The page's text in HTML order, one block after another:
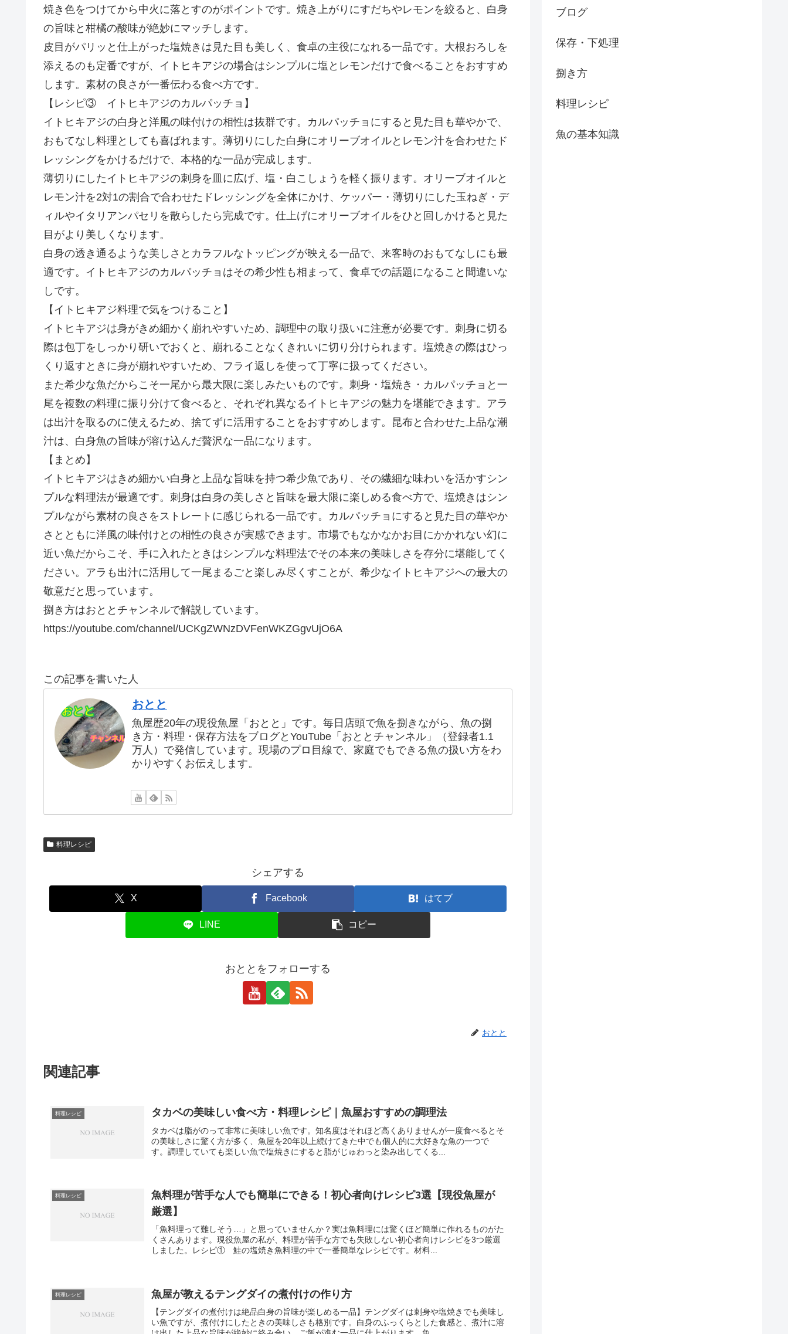
焼き色をつけてから中火に落とすのがポイントです。焼き上がりにすだちやレモンを絞ると、白身
の旨味と柑橘の酸味が絶妙にマッチします。
皮目がパリッと仕上がった塩焼きは見た目も美しく、食卓の主役になれる一品です。大根おろしを
添えるのも定番ですが、イトヒキアジの場合はシンプルに塩とレモンだけで食べることをおすすめ
します。素材の良さが一番伝わる食べ方です。
【レシピ③ イトヒキアジのカルパッチョ】
イトヒキアジの白身と洋風の味付けの相性は抜群です。カルパッチョにすると見た目も華やかで、
おもてなし料理としても喜ばれます。薄切りにした白身にオリーブオイルとレモン汁を合わせたド
レッシングをかけるだけで、本格的な一品が完成します。
薄切りにしたイトヒキアジの刺身を皿に広げ、塩・白こしょうを軽く振ります。オリーブオイルと
レモン汁を2対1の割合で合わせたドレッシングを全体にかけ、ケッパー・薄切りにした玉ねぎ・デ
ィルやイタリアンパセリを散らしたら完成です。仕上げにオリーブオイルをひと回しかけると見た
目がより美しくなります。
白身の透き通るような美しさとカラフルなトッピングが映える一品で、来客時のおもてなしにも最
適です。イトヒキアジのカルパッチョはその希少性も相まって、食卓での話題になること間違いな
しです。
【イトヒキアジ料理で気をつけること】
イトヒキアジは身がきめ細かく崩れやすいため、調理中の取り扱いに注意が必要です。刺身に切る
際は包丁をしっかり研いでおくと、崩れることなくきれいに切り分けられます。塩焼きの際はひっ
くり返すときに身が崩れやすいため、フライ返しを使って丁寧に扱ってください。
また希少な魚だからこそ一尾から最大限に楽しみたいものです。刺身・塩焼き・カルパッチョと一
尾を複数の料理に振り分けて食べると、それぞれ異なるイトヒキアジの魅力を堪能できます。アラ
は出汁を取るのに使えるため、捨てずに活用することをおすすめします。昆布と合わせた上品な潮
汁は、白身魚の旨味が溶け込んだ贅沢な一品になります。
【まとめ】
イトヒキアジはきめ細かい白身と上品な旨味を持つ希少魚であり、その繊細な味わいを活かすシン
プルな料理法が最適です。刺身は白身の美しさと旨味を最大限に楽しめる食べ方で、塩焼きはシン
プルながら素材の良さをストレートに感じられる一品です。カルパッチョにすると見た目の華やか
さとともに洋風の味付けとの相性の良さが実感できます。市場でもなかなかお目にかかれない幻に
近い魚だからこそ、手に入れたときはシンプルな料理法でその本来の美味しさを存分に堪能してく
ださい。アラも出汁に活用して一尾まるごと楽しみ尽くすことが、希少なイトヒキアジへの最大の
敬意だと思っています。
捌き方はおととチャンネルで解説しています。
https://youtube.com/channel/UCKgZWNzDVFenWKZGgvUjO6A
この記事を書いた人
おとと
魚屋歴20年の現役魚屋「おとと」です。毎日店頭で魚を捌きながら、魚の捌
き方・料理・保存方法をブログとYouTube「おととチャンネル」（登録者1.1
万人）で発信しています。現場のプロ目線で、家庭でもできる魚の扱い方をわ
かりやすくお伝えします。
料理レシピ
シェアする
X Facebook はてブ
LINE コピー
おととをフォローする
おとと
関連記事
料理レシピ タカベの美味しい食べ方・料理レシピ｜魚屋おすすめの調理法
タカベは脂がのって非常に美味しい魚です。知名度はそれほど高くありませんが一度食べるとそ
の美味しさに驚く方が多く、魚屋を20年以上続けてきた中でも個人的に大好きな魚の一つで
す。調理していても楽しい魚で塩焼きにすると脂がじゅわっと染み出してくる...
料理レシピ
魚料理が苦手な人でも簡単にできる！初心者向けレシピ3選【現役魚屋が
厳選】
「魚料理って難しそう…」と思っていませんか？実は魚料理には驚くほど簡単に作れるものがた
くさんあります。現役魚屋の私が、料理が苦手な方でも失敗しない初心者向けレシピを3つ厳選
しました。レシピ① 鮭の塩焼き魚料理の中で一番簡単なレシピです。材料...
料理レシピ 魚屋が教えるテングダイの煮付けの作り方
【テングダイの煮付けは絶品白身の旨味が楽しめる一品】テングダイは刺身や塩焼きでも美味し
い魚ですが、煮付けにしたときの美味しさも格別です。白身のふっくらとした食感と、煮汁に溶
ブログ
保存・下処理
捌き方
料理レシピ
魚の基本知識